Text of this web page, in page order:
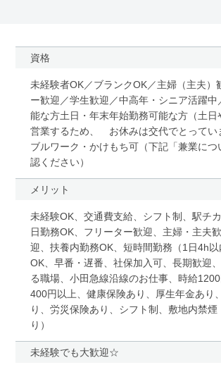
資格
未経験者OK／ブランクOK／主婦（主夫）
ー歓迎／学生歓迎／中高年・シニア活躍中
能な方土日・年末年始勤務可能な方（土日
営業するため、 お休みは交代でとって
ブルワーク・かけもち可（下記「兼業につ
認ください）
メリット
未経験OK、交通費支給、シフト制、駅チ
日勤務OK、フリーター歓迎、主婦・主夫
迎、扶養内勤務OK、短時間勤務（1日4h以
OK、早番・遅番、社保加入可、長期歓迎
る職場、小田急線沿線のお仕事、時給
400円以上、健康保険あり、厚生年金あり
り、労災保険あり、シフト制、敷地内禁煙
り）
未経験でも大歓迎☆